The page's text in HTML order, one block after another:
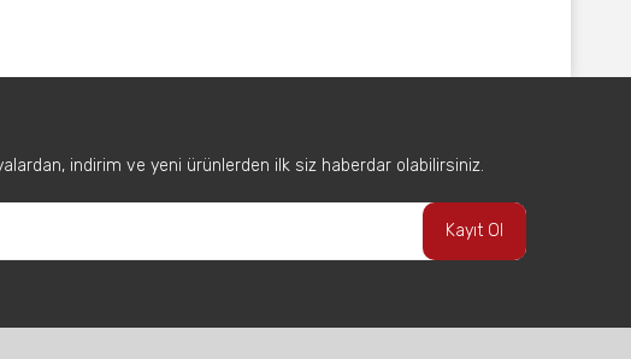
indirim ve yeni ürünlerden ilk siz haberdar olabilirsiniz.
Kayıt Ol